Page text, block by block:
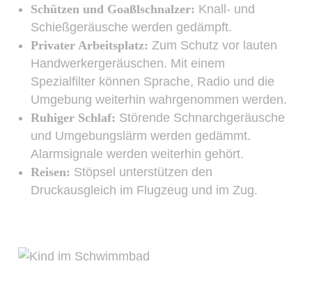
Schützen und Goaßlschnalzer: Knall- und
Schießgeräusche werden gedämpft.
Privater Arbeitsplatz: Zum Schutz vor lauten
Handwerkergeräuschen. Mit einem
Spezialfilter können Sprache, Radio und die
Umgebung weiterhin wahrgenommen werden.
Ruhiger Schlaf: Störende Schnarchgeräusche
und Umgebungslärm werden gedämmt.
Alarmsignale werden weiterhin gehört.
Reisen: Stöpsel unterstützen den
Druckausgleich im Flugzeug und im Zug.